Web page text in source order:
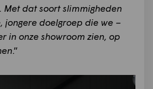
Met dat soort slimmigheden
jongere doelgroep die we –
in onze showroom zien, op
.”